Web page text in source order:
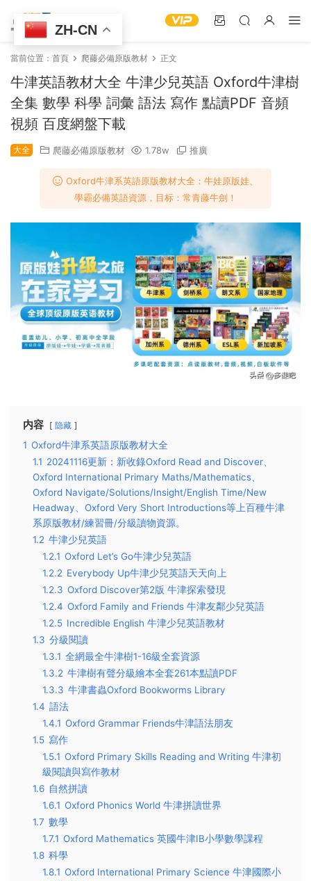
當前位置： 首頁 爬藤必備原版教材 正文
牛津英語教材大全 牛津少兒英語 Oxford牛津樹
全集 數學 科學 詞彙 語法 寫作 點讀PDF 音頻
視頻 百度網盤下載
大全 爬藤必備原版教材 1.78w 推廣
Oxford牛津系英語原版教材大全：牛娃原版娃、
學霸必備英語資源，目标：常青藤牛劍！
内容 隐藏
1 Oxford牛津系英語原版教材大全
1.1 20241116更新：新收錄Oxford Read and Discover、
Oxford International Primary Maths/Mathematics、
Oxford Navigate/Solutions/Insight/English Time/New
Headway、Oxford Very Short Introductions等上百種牛津
系原版教材/練習冊/分級讀物資源。
1.2 牛津少兒英語
1.2.1 Oxford Let’s Go牛津少兒英語
1.2.2 Everybody Up牛津少兒英語天天向上
1.2.3 Oxford Discover第2版 牛津探索發現
1.2.4 Oxford Family and Friends 牛津友鄰少兒英語
1.2.5 Incredible English 牛津少兒英語教材
1.3 分級閱讀
1.3.1 全網最全牛津樹1-16級全套資源
1.3.2 牛津樹有聲分級繪本全套261本點讀PDF
1.3.3 牛津書蟲Oxford Bookworms Library
1.4 語法
1.4.1 Oxford Grammar Friends牛津語法朋友
1.5 寫作
1.5.1 Oxford Primary Skills Reading and Writing 牛津初
級閱讀與寫作教材
1.6 自然拼讀
1.6.1 Oxford Phonics World 牛津拼讀世界
1.7 數學
1.7.1 Oxford Mathematics 英國牛津IB小學數學課程
1.8 科學
1.8.1 Oxford International Primary Science 牛津國際小
ZH-CN